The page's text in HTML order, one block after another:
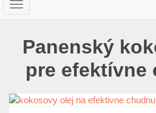
T
a
Panenský
pre efektívne